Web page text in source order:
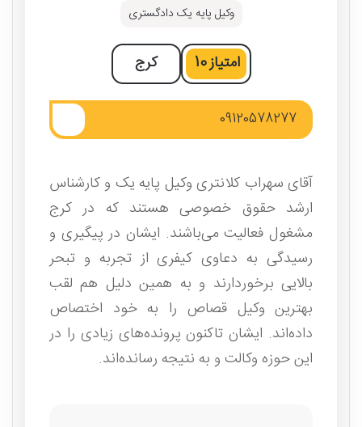
وکیل پایه یک دادگستری
امتیاز10 کرج
09120578277
آقای سهراب کلانتری وکیل پایه یک و کارشناس
ارشد حقوق خصوصی هستند که در کرج
مشغول فعالیت می‌باشند. ایشان در پیگیری و
رسیدگی به دعاوی کیفری از تجربه و تبحر
بالایی برخوردارند و به همین دلیل هم لقب
بهترین وکیل قصاص را به خود اختصاص
داده‌اند. ایشان تاکنون پرونده‌های زیادی را در
این حوزه وکالت و به نتیجه رسانده‌اند.